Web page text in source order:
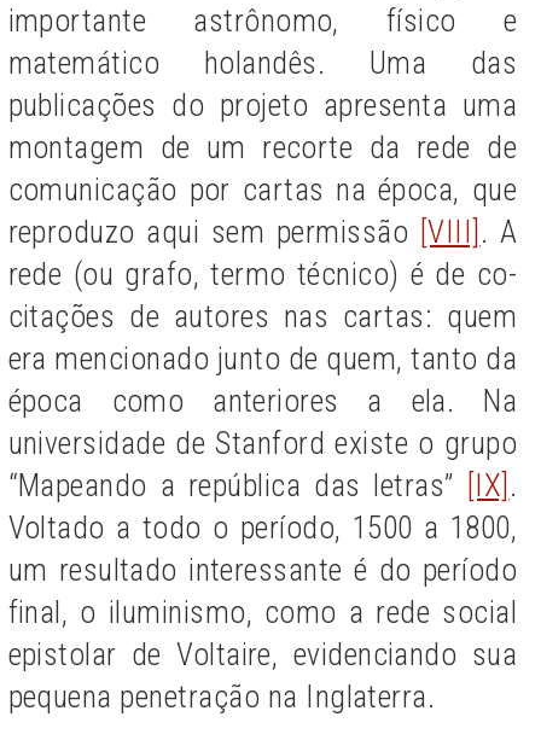
importante astrônomo, físico e
matemático holandês. Uma das
publicações do projeto apresenta uma
montagem de um recorte da rede de
comunicação por cartas na época, que
reproduzo aqui sem permissão [VIII] . A
rede (ou grafo, termo técnico) é de co-
citações de autores nas cartas: quem
era mencionado junto de quem, tanto da
época como anteriores a ela. Na
universidade de Stanford existe o grupo
“Mapeando a república das letras” [IX] .
Voltado a todo o período, 1500 a 1800,
um resultado interessante é do período
final, o iluminismo, como a rede social
epistolar de Voltaire, evidenciando sua
pequena penetração na Inglaterra.